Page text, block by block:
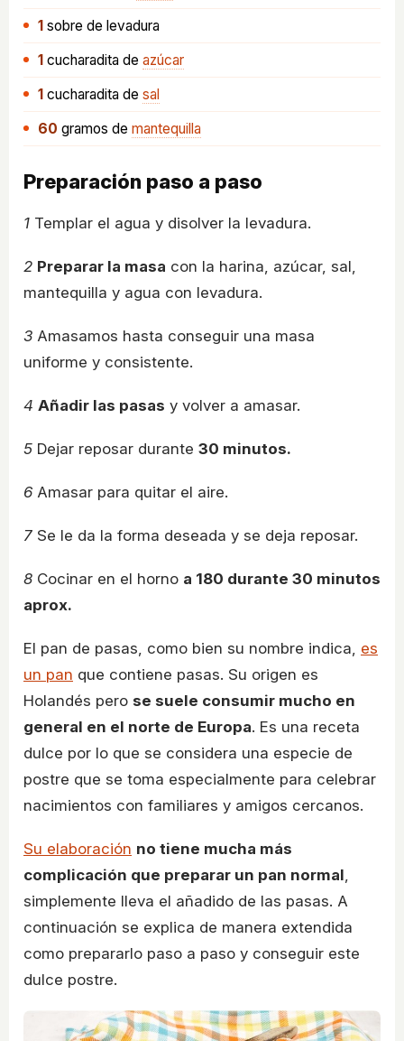
1 sobre de levadura
1 cucharadita de azúcar
1 cucharadita de sal
60 gramos de mantequilla
Preparación paso a paso
1 Templar el agua y disolver la levadura.
2 Preparar la masa con la harina, azúcar, sal,
mantequilla y agua con levadura.
3 Amasamos hasta conseguir una masa
uniforme y consistente.
4 Añadir las pasas y volver a amasar.
5 Dejar reposar durante 30 minutos.
6 Amasar para quitar el aire.
7 Se le da la forma deseada y se deja reposar.
8 Cocinar en el horno a 180 durante 30 minutos
aprox.
El pan de pasas, como bien su nombre indica, es
un pan que contiene pasas. Su origen es
Holandés pero se suele consumir mucho en
general en el norte de Europa. Es una receta
dulce por lo que se considera una especie de
postre que se toma especialmente para celebrar
nacimientos con familiares y amigos cercanos.
Su elaboración no tiene mucha más
complicación que preparar un pan normal,
simplemente lleva el añadido de las pasas. A
continuación se explica de manera extendida
como prepararlo paso a paso y conseguir este
dulce postre.